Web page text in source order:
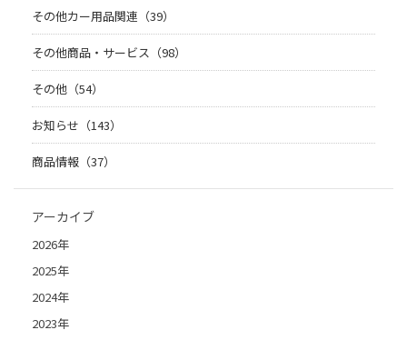
その他カー用品関連（39）
その他商品・サービス（98）
その他（54）
お知らせ（143）
商品情報（37）
アーカイブ
2026年
2025年
2024年
2023年